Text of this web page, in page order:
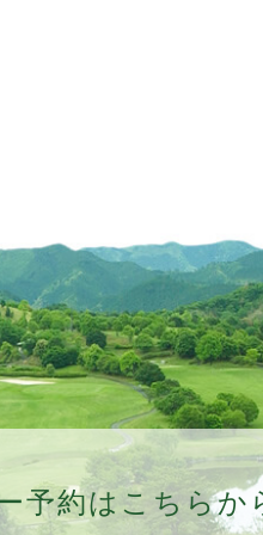
予約はこちらか